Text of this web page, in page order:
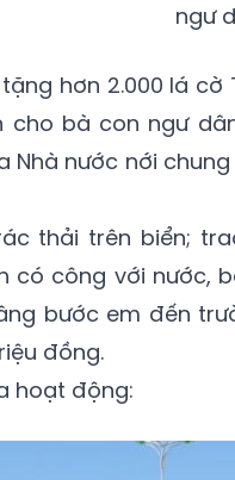
ngư
hơn 2.000 lá
cho bà con ngư
Nhà nước nới
thải trên biển;
có công với nước,
bước em đến
đồng.
hoạt động: